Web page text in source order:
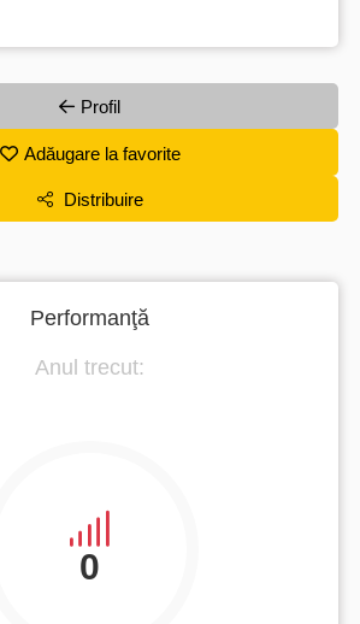
Profil
Adăugare la favorite
Distribuire
Performanţă
Anul trecut:
0